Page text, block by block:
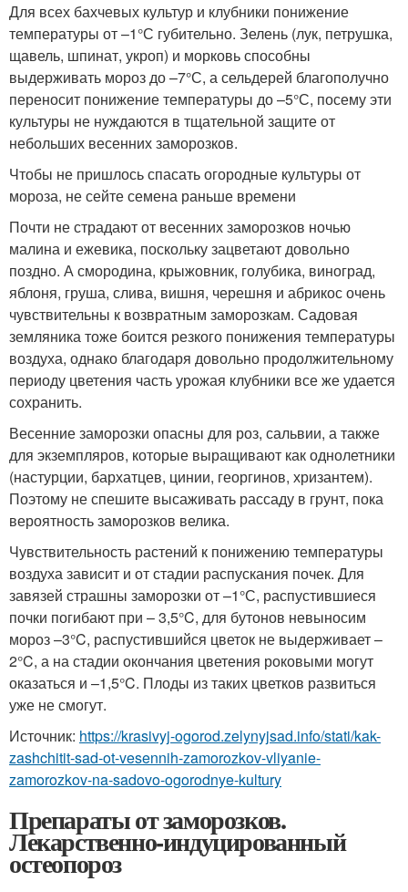
Для всех бахчевых культур и клубники понижение
температуры от –1°С губительно. Зелень (лук, петрушка,
щавель, шпинат, укроп) и морковь способны
выдерживать мороз до –7°С, а сельдерей благополучно
переносит понижение температуры до –5°С, посему эти
культуры не нуждаются в тщательной защите от
небольших весенних заморозков.
Чтобы не пришлось спасать огородные культуры от
мороза, не сейте семена раньше времени
Почти не страдают от весенних заморозков ночью
малина и ежевика, поскольку зацветают довольно
поздно. А смородина, крыжовник, голубика, виноград,
яблоня, груша, слива, вишня, черешня и абрикос очень
чувствительны к возвратным заморозкам. Садовая
земляника тоже боится резкого понижения температуры
воздуха, однако благодаря довольно продолжительному
периоду цветения часть урожая клубники все же удается
сохранить.
Весенние заморозки опасны для роз, сальвии, а также
для экземпляров, которые выращивают как однолетники
(настурции, бархатцев, цинии, георгинов, хризантем).
Поэтому не спешите высаживать рассаду в грунт, пока
вероятность заморозков велика.
Чувствительность растений к понижению температуры
воздуха зависит и от стадии распускания почек. Для
завязей страшны заморозки от –1°С, распустившиеся
почки погибают при – 3,5°C, для бутонов невыносим
мороз –3°C, распустившийся цветок не выдерживает –
2°C, а на стадии окончания цветения роковыми могут
оказаться и –1,5°C. Плоды из таких цветков развиться
уже не смогут.
Источник: https://krasivyj-ogorod.zelynyjsad.info/stati/kak-
zashchitit-sad-ot-vesennih-zamorozkov-vliyanie-
zamorozkov-na-sadovo-ogorodnye-kultury
Препараты от заморозков.
Лекарственно-индуцированный
остеопороз